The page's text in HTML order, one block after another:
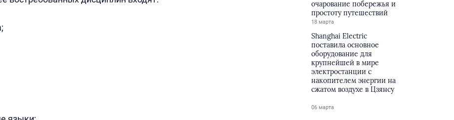
очарование побережья и
простоту путешествий
18 марта
Shanghai Electric
поставила основное
оборудование для
крупнейшей в мире
электростанции с
накопителем энергии на
сжатом воздухе в Цзянсу
06 марта